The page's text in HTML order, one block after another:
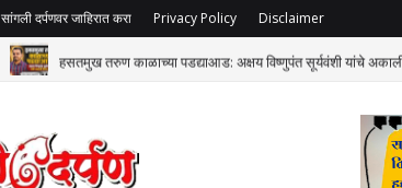
सांगली दर्पणवर जाहिरात करा Privacy Policy Disclaimer
हसतमुख तरुण काळाच्या पडद्याआड: अक्षय विष्णुपंत सूर्यवंशी यांचे